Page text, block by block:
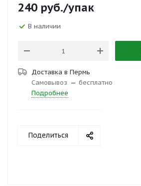
240 руб./упак
В наличии
Доставка в Пермь
Самовывоз — бесплатно
Подробнее
Поделиться